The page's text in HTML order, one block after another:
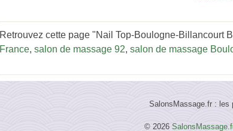
Retrouvez cette page "Nail Top-Boulogne-Billancourt
France, salon de massage 92, salon de massage
SalonsMassage.fr : les
© 2026